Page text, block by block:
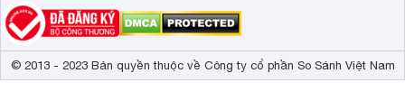
© 2013 - 2023 Bản quyền thuộc về Công ty cổ phần So Sánh Việt Nam